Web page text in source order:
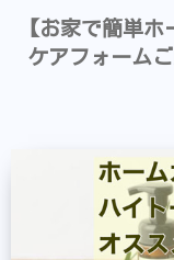
【お家で簡単
ケアフォーム